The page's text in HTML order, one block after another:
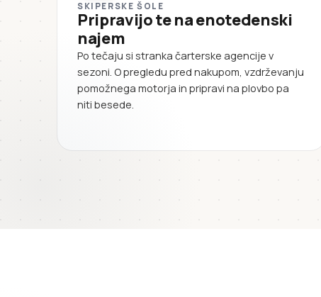
SKIPERSKE ŠOLE
Pripravijo te na enotedenski
najem
Po tečaju si stranka čarterske agencije v
sezoni. O pregledu pred nakupom, vzdrževanju
pomožnega motorja in pripravi na plovbo pa
niti besede.